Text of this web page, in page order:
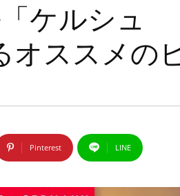
ケルシュ
オススメの
Pinterest LINE